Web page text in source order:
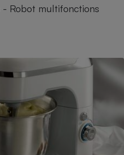
Robot multifonctions